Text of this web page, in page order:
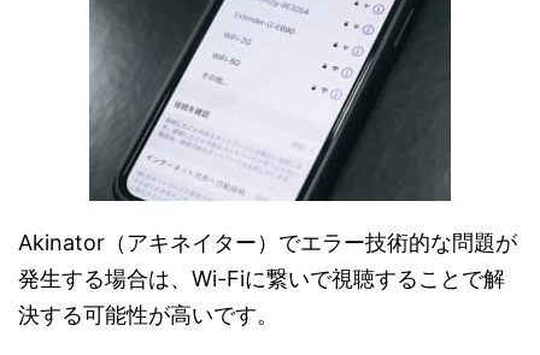
Akinator（アキネイター）でエラー技術的な問題が
発生する場合は、Wi-Fiに繋いで視聴することで解
決する可能性が高いです。